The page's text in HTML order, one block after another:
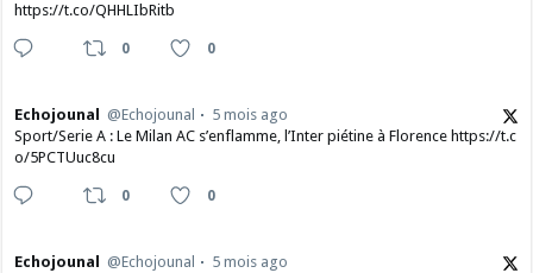
https://t.co/QHHLIbRitb
0 0
Echojounal @Echojounal
5 mois ago
Sport/Serie A : Le Milan AC s’enflamme, l’Inter piétine à Florence https://t.c
o/5PCTUuc8cu
0 0
Echojounal @Echojounal
5 mois ago